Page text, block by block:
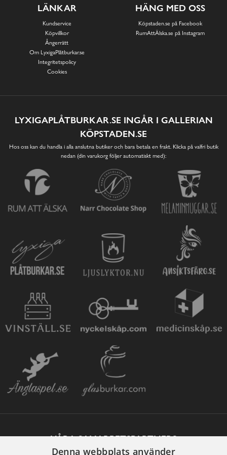
LÄNKAR
Kundservice
Köpvillkor
Ångerrätt
Om LyxigaPlåtburkar.se
Integritetspolicy
Cookies
HÄNG MED OSS
Köpstaden.se på Facebook
RumAttÄlska.se på Instagram
LYXIGAPLÅTBURKAR.SE INGÅR I GALLERIAN
KÖPSTADEN.SE
Hos oss kan du handla i alla anslutna butiker och bara betala en frakt. Klicka på valfri butik
nedan (din varukorg följer automatiskt med):
VÅRA SAMARBETSPARTNERS
Denna webbplats använder